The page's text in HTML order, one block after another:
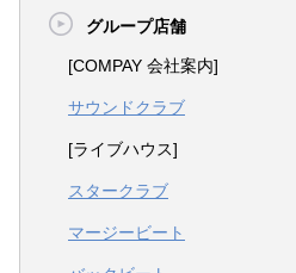
グループ店舗
[COMPAY 会社案内]
サウンドクラブ
[ライブハウス]
スタークラブ
マージービート